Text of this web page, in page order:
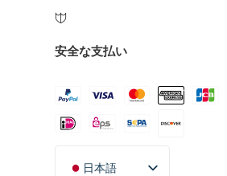
安全な支払い
日本語